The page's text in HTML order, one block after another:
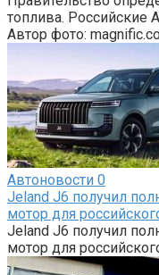
топлива. Российские
Автор фото:
Автоновости 0
Jeland J6 получил
мотор для
Jeland J6 получил
мотор для